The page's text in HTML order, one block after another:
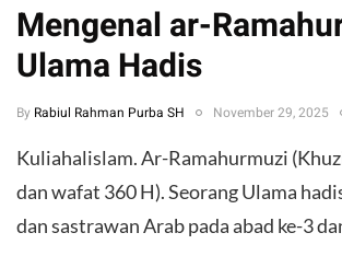
Mengenal ar-
Ulama Hadis
By Rabiul Rahman Purba SH November 29, 2025
Kuliahalislam. Ar-Ramahurmuzi
dan wafat 360 H). Seorang Ulama
dan sastrawan Arab pada abad ke-3